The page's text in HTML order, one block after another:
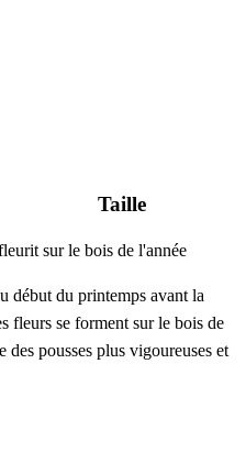
Taille
sur le bois de l'année
début du printemps avant la
fleurs se forment sur le bois de
des pousses plus vigoureuses et